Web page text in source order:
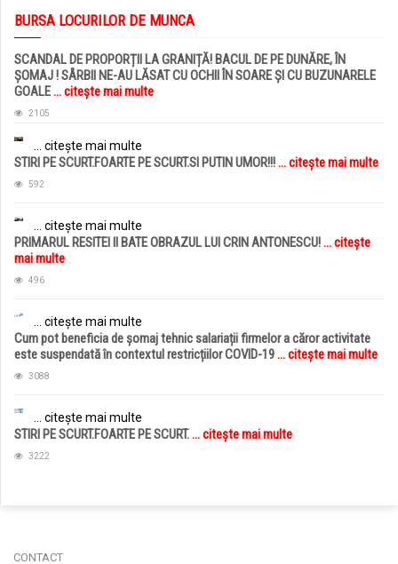
BURSA LOCURILOR DE MUNCA
SCANDAL DE PROPORȚII LA GRANIȚĂ! BACUL DE PE DUNĂRE, ÎN
ȘOMAJ ! SÂRBII NE-AU LĂSAT CU OCHII ÎN SOARE ȘI CU BUZUNARELE
GOALE... citește mai multe
2105
... citește mai multe
STIRI PE SCURT.FOARTE PE SCURT.SI PUTIN UMOR!!!... citește mai multe
592
... citește mai multe
PRIMARUL RESITEI II BATE OBRAZUL LUI CRIN ANTONESCU!... citește
mai multe
496
... citește mai multe
Cum pot beneficia de șomaj tehnic salariații firmelor a căror activitate
este suspendată în contextul restricțiilor COVID-19... citește mai multe
3088
... citește mai multe
STIRI PE SCURT.FOARTE PE SCURT.... citește mai multe
3222
CONTACT